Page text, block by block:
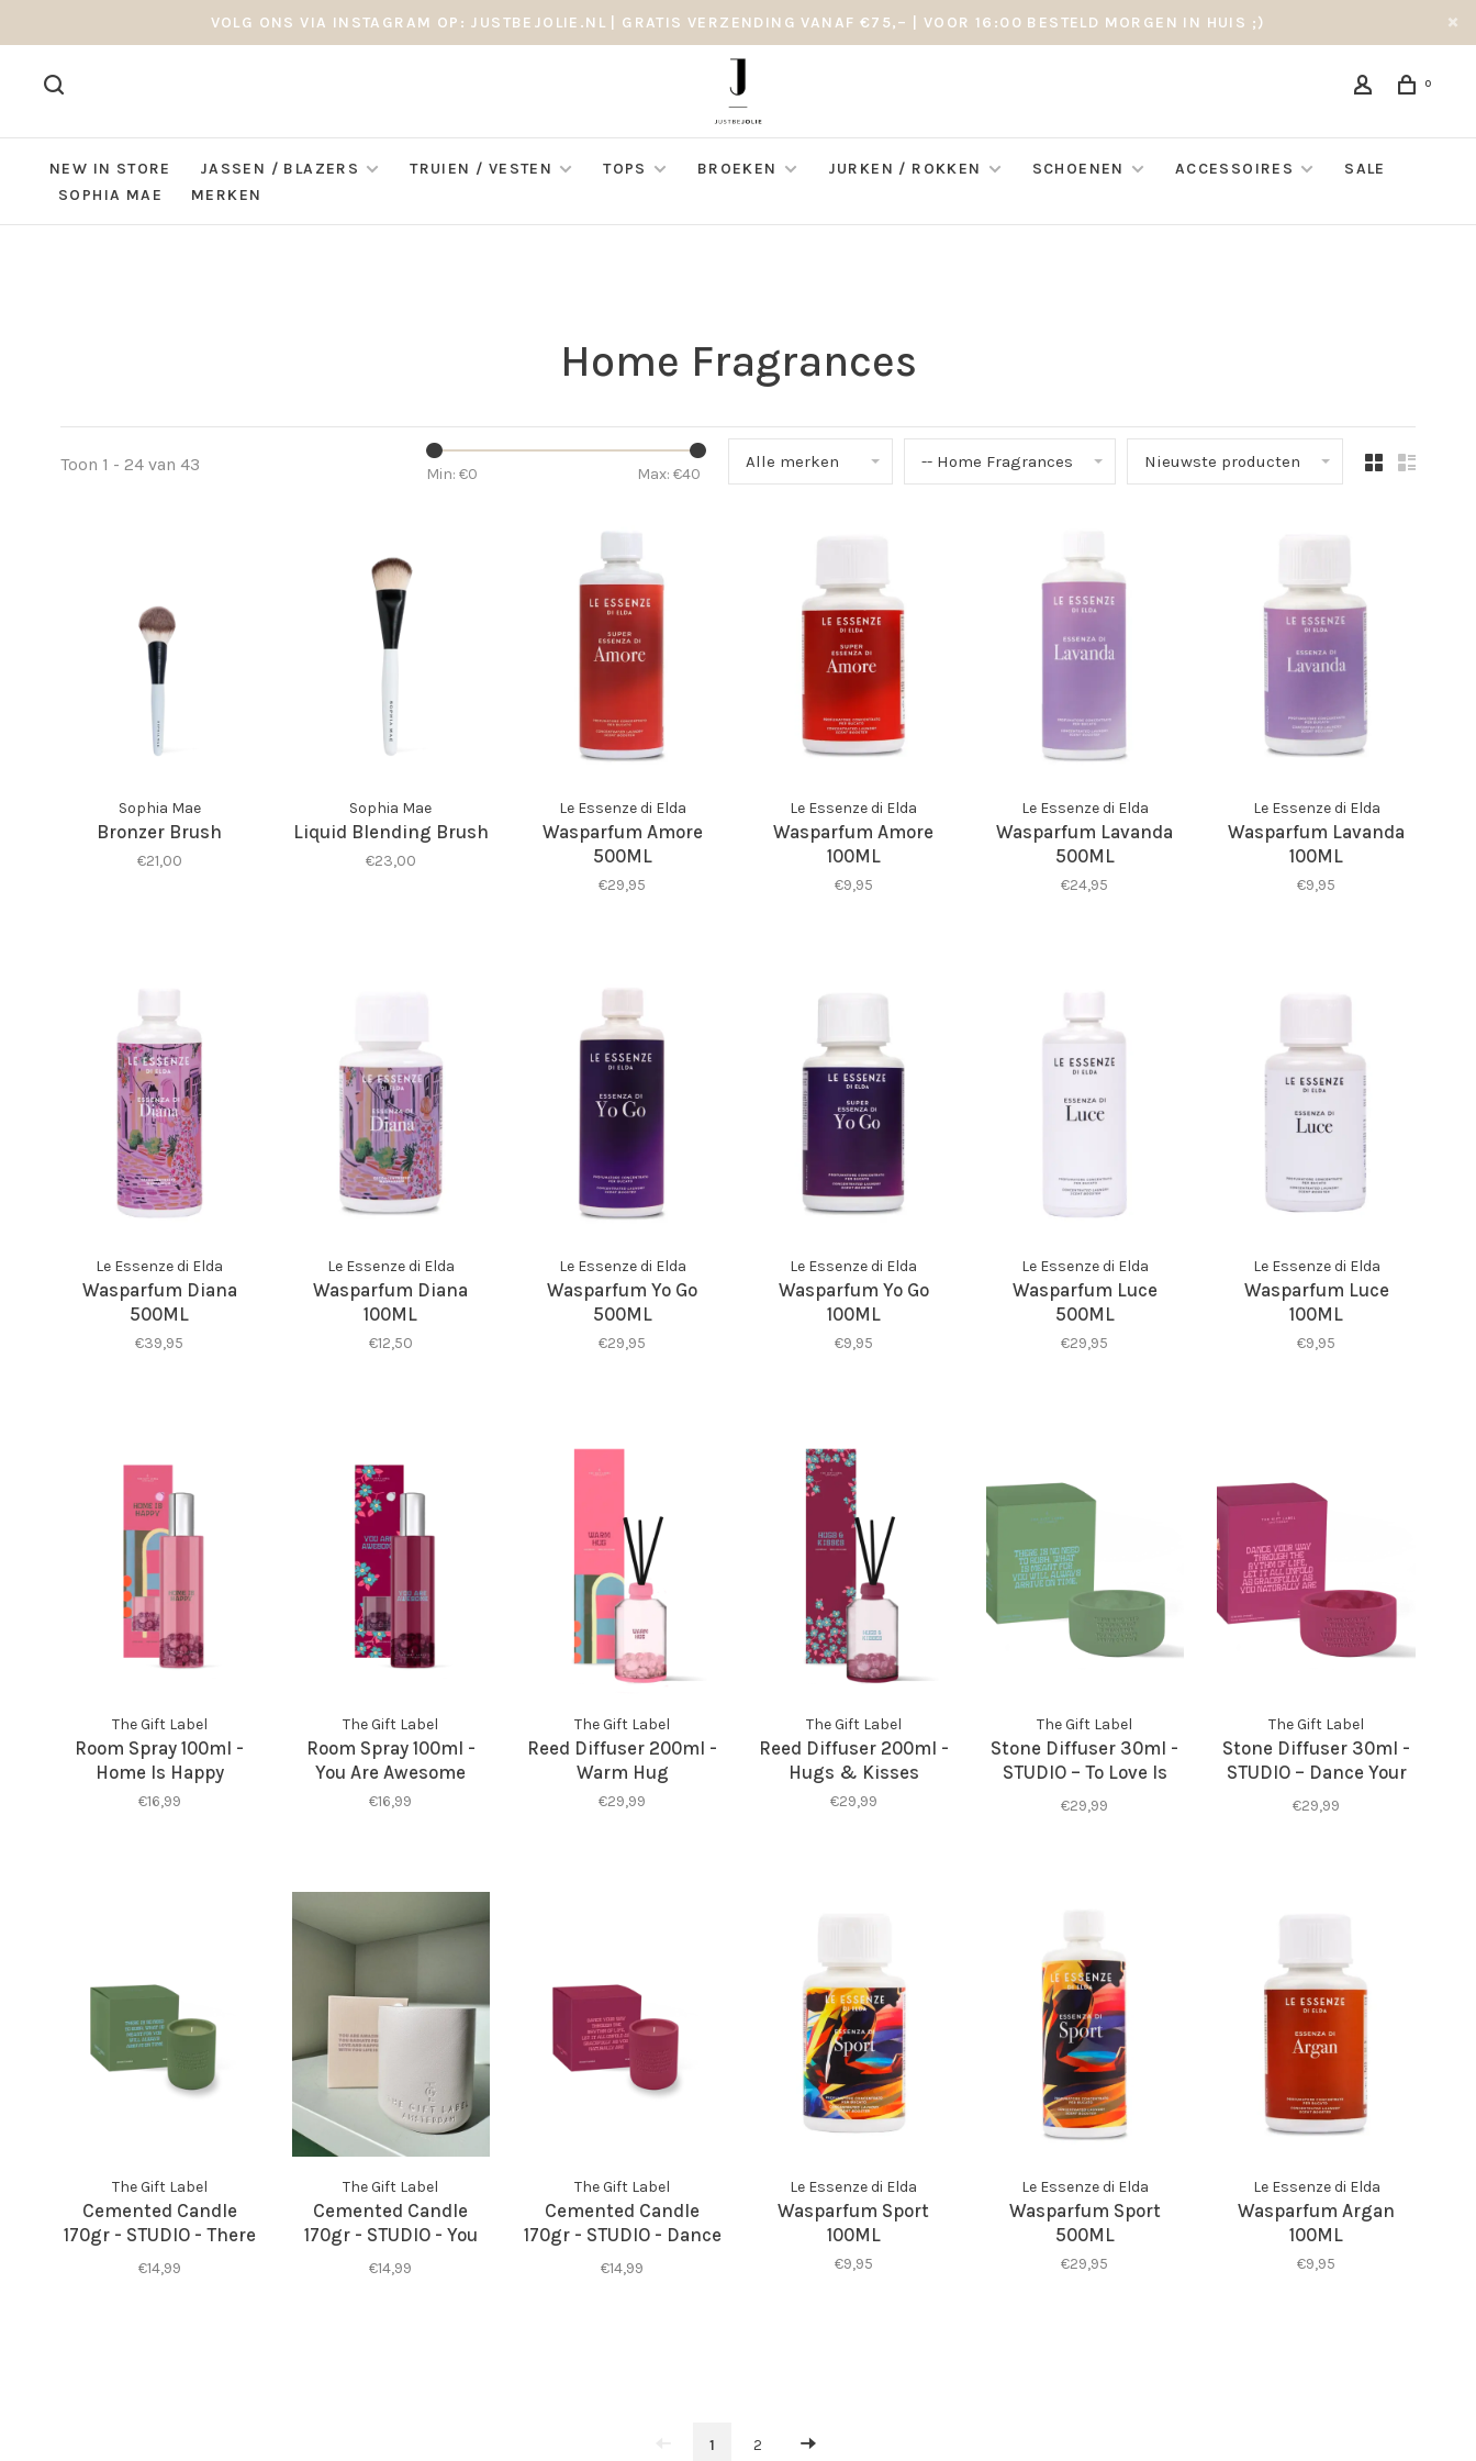
VOLG ONS VIA INSTAGRAM OP: JUSTBEJOLIE.NL | GRATIS VERZENDING VANAF €75,– | VOOR 16:00 BESTELD MORGEN IN HUIS ;)
0
NEW IN STORE JASSEN / BLAZERS TRUIEN / VESTEN TOPS BROEKEN JURKEN / ROKKEN SCHOENEN ACCESSOIRES
SALE
SOPHIA MAE
MERKEN
Home Fragrances
Toon 1 - 24 van 43 Min: €0 Max: €40
Alle merken -- Home Fragrances Nieuwste producten
Sophia Mae
Bronzer Brush
€21,00
Sophia Mae
Liquid Blending Brush
€23,00
Le Essenze di Elda
Wasparfum Amore
500ML
€29,95
Le Essenze di Elda
Wasparfum Amore
100ML
€9,95
Le Essenze di Elda
Wasparfum Lavanda
500ML
€24,95
Le Essenze di Elda
Wasparfum Lavanda
100ML
€9,95
Le Essenze di Elda
Wasparfum Diana
500ML
€39,95
Le Essenze di Elda
Wasparfum Diana
100ML
€12,50
Le Essenze di Elda
Wasparfum Yo Go
500ML
€29,95
Le Essenze di Elda
Wasparfum Yo Go
100ML
€9,95
Le Essenze di Elda
Wasparfum Luce
500ML
€29,95
Le Essenze di Elda
Wasparfum Luce
100ML
€9,95
The Gift Label
Room Spray 100ml -
Home Is Happy
€16,99
The Gift Label
Room Spray 100ml -
You Are Awesome
€16,99
The Gift Label
Reed Diffuser 200ml -
Warm Hug
€29,99
The Gift Label
Reed Diffuser 200ml -
Hugs & Kisses
€29,99
The Gift Label
Stone Diffuser 30ml -
STUDIO – To Love Is
Strength To Be Loved
Is A Gift
€29,99
The Gift Label
Stone Diffuser 30ml -
STUDIO – Dance Your
Way Through The Rh
€29,99
The Gift Label
Cemented Candle
170gr - STUDIO - There
Is No Need to Rush
€14,99
The Gift Label
Cemented Candle
170gr - STUDIO - You
Are Amazing
€14,99
The Gift Label
Cemented Candle
170gr - STUDIO - Dance
Your Way
€14,99
Le Essenze di Elda
Wasparfum Sport
100ML
€9,95
Le Essenze di Elda
Wasparfum Sport
500ML
€29,95
Le Essenze di Elda
Wasparfum Argan
100ML
€9,95
1 2